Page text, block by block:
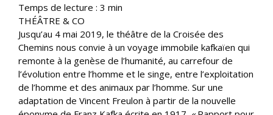
Temps de lecture : 3 min
THÉÂTRE & CO
Jusqu’au 4 mai 2019, le théâtre de la Croisée des
Chemins nous convie à un voyage immobile kafkaïen qui
remonte à la genèse de l’humanité, au carrefour de
l’évolution entre l’homme et le singe, entre l’exploitation
de l’homme et des animaux par l’homme. Sur une
adaptation de Vincent Freulon à partir de la nouvelle